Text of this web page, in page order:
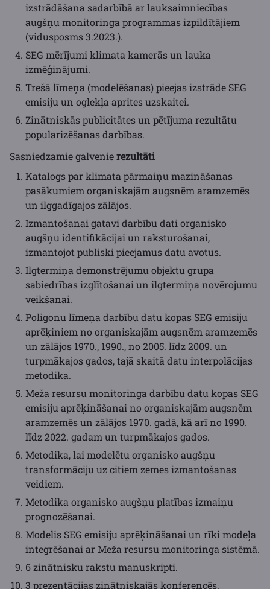
izstrādāšana sadarbībā ar lauksaimniecības
augšņu monitoringa programmas izpildītājiem
(vidusposms 3.2023.).
SEG mērījumi klimata kamerās un lauka
izmēģinājumi.
Trešā līmeņa (modelēšanas) pieejas izstrāde SEG
emisiju un oglekļa aprites uzskaitei.
Zinātniskās publicitātes un pētījuma rezultātu
popularizēšanas darbības.
Sasniedzamie galvenierezultāti
Katalogs par klimata pārmaiņu mazināšanas
pasākumiem organiskajām augsnēm aramzemēs
un ilggadīgajos zālājos.
Izmantošanai gatavi darbību dati organisko
augšņu identifikācijai un raksturošanai,
izmantojot publiski pieejamus datu avotus.
Ilgtermiņa demonstrējumu objektu grupa
sabiedrības izglītošanai un ilgtermiņa novērojumu
veikšanai.
Poligonu līmeņa darbību datu kopas SEG emisiju
aprēķiniem no organiskajām augsnēm aramzemēs
un zālājos 1970., 1990., no 2005. līdz 2009. un
turpmākajos gados, tajā skaitā datu interpolācijas
metodika.
Meža resursu monitoringa darbību datu kopas SEG
emisiju aprēķināšanai no organiskajām augsnēm
aramzemēs un zālājos 1970. gadā, kā arī no 1990.
līdz 2022. gadam un turpmākajos gados.
Metodika, lai modelētu organisko augšņu
transformāciju uz citiem zemes izmantošanas
veidiem.
Metodika organisko augšņu platības izmaiņu
prognozēšanai.
Modelis SEG emisiju aprēķināšanai un rīki modeļa
integrēšanai ar Meža resursu monitoringa sistēmā.
6 zinātnisku rakstu manuskripti.
3 prezentācijas zinātniskajās konferencēs.